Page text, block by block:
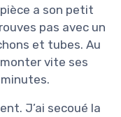
a son petit
pas avec un
et tubes. Au
monter vite ses
J’ai secoué la